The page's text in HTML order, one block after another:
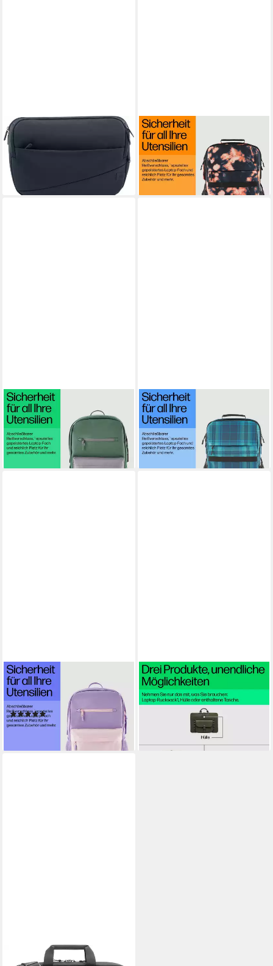
HP
Laptoptasche Creator
49,99 €
lieferbar - in 3-4 Werktagen bei dir
HP
Notebook-Rucksack Campus
XL (Tie Dye)
40,00 €
lieferbar - in 3-4 Werktagen bei dir
HP
Notebook-Rucksack Campus
(grün)
29,99 €
lieferbar - in 3-4 Werktagen bei dir
HP
Notebook-Rucksack Campus
XL Tartan plaid
40,00 €
lieferbar - in 3-4 Werktagen bei dir
HP
Notebook-Rucksack Campus
Lavender
(1)
29,99 €
lieferbar - in 3-4 Werktagen bei dir
HP
Notebook-Rucksack 15,6 Zoll
Modularer
lieferbar - in 3-4 Werktagen bei dir